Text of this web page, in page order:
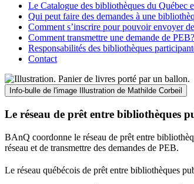
Le Catalogue des bibliothèques du Québec
Qui peut faire des demandes à une
Comment s’inscrire pour pouvoir envoyer
Comment transmettre une demande de PEB?
Responsabilités des bibliothèques
Contact
Info-bulle de l'image Illustration de Mathilde Corbeil
Le réseau de prêt entre bibliothèques
BAnQ coordonne le réseau de prêt entre
réseau et de transmettre des demandes de PEB.
Le réseau québécois de prêt entre bibliothèques